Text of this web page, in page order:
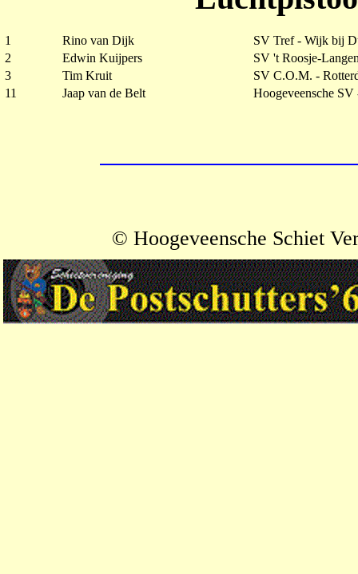
1 Rino van Dijk
SV Tref - Wijk bij
2
Edwin Kuijpers
SV 't Roosje-
3
Tim Kruit
SV C.O.M. -
11
Jaap van de Belt Hoogeveensche SV
© Hoogeveensche Schiet